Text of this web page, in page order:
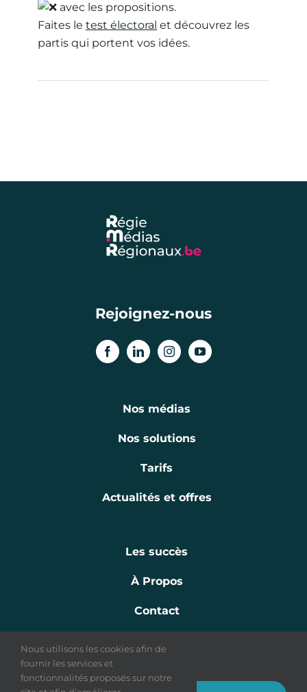
avec les propositions.
Faites le test électoral et découvrez les
partis qui portent vos idées.
Rejoignez-nous
Nos médias
Nos solutions
Tarifs
Actualités et offres
Les succès
À Propos
Contact
Nous utilisons les cookies afin de
fournir les services et
fonctionnalités proposés sur notre